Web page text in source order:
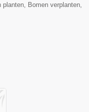
Bomen verplanten,